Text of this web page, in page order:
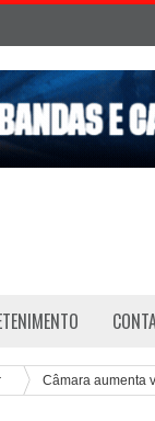
Câmara aumenta